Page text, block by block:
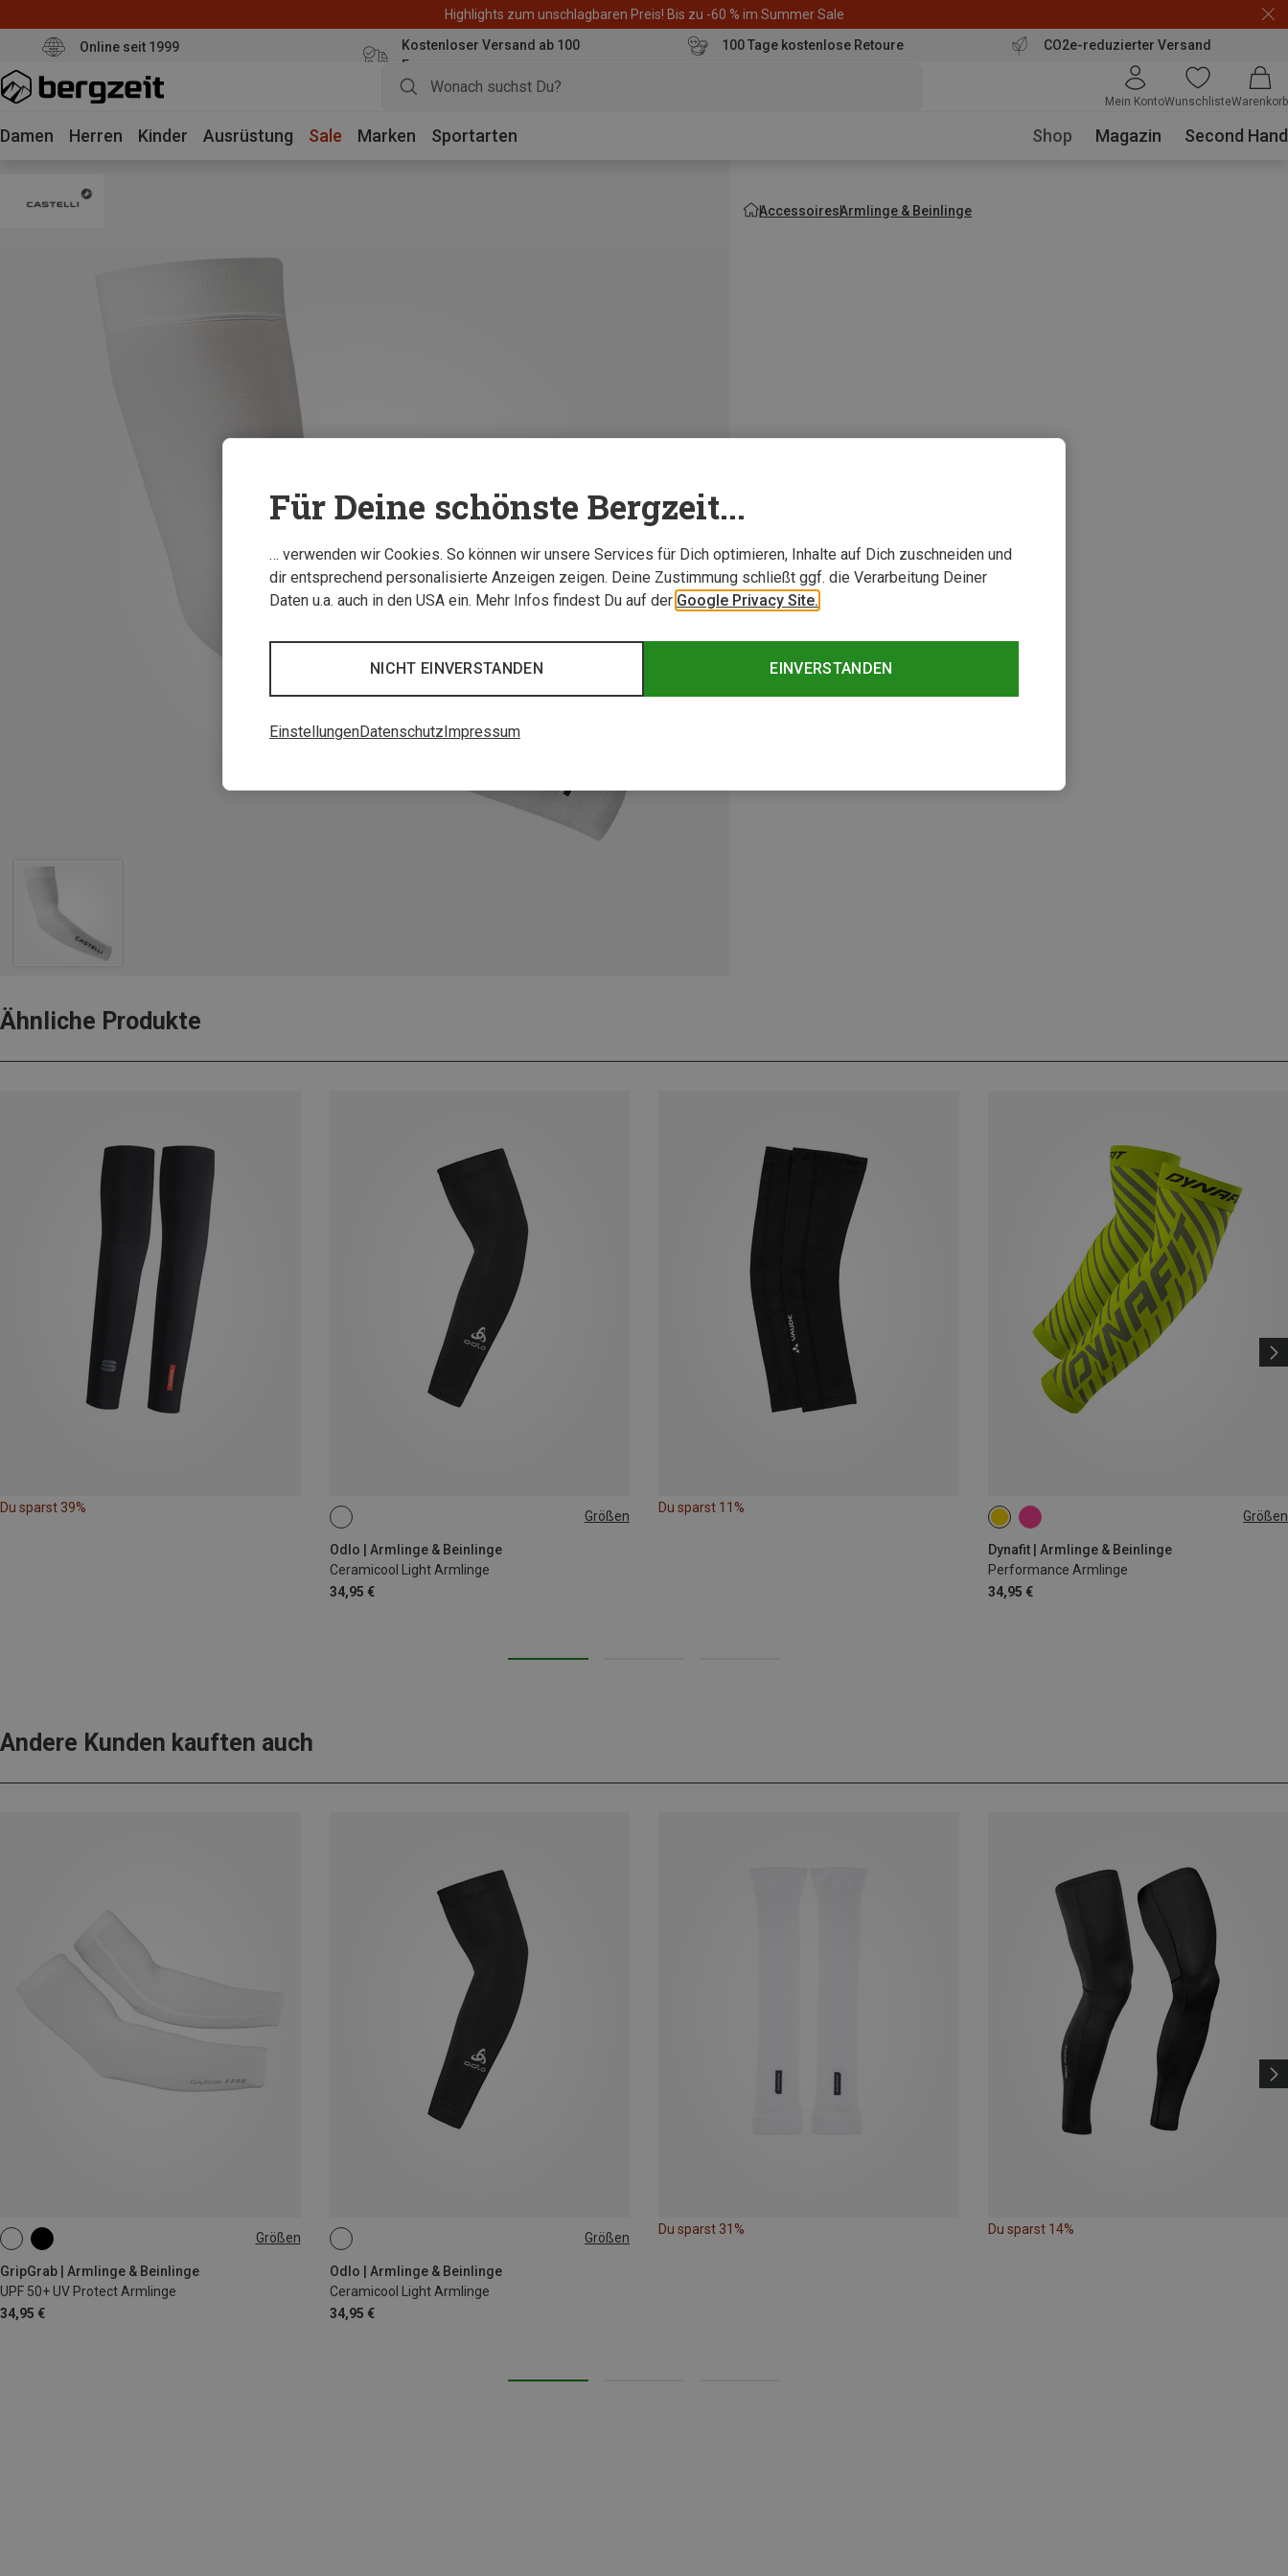
Highlights zum unschlagbaren Preis! Bis zu -60 % im Summer Sale
Online seit 1999
Kostenloser Versand ab 100
Euro
100 Tage kostenlose Retoure CO2e-reduzierter Versand
Mein KontoWunschlisteWarenkorb
Damen Herren Kinder Ausrüstung Sale Marken Sportarten Shop Magazin Second Hand
AccessoiresArmlinge & Beinlinge
Ähnliche Produkte
Du sparst 39%
Größen
Odlo | Armlinge & Beinlinge
Ceramicool Light Armlinge
34,95 €
L|XL
Du sparst 11%
Größen
Dynafit | Armlinge & Beinlinge
Performance Armlinge
34,95 €
L|XL
Andere Kunden kauften auch
Größen
GripGrab | Armlinge & Beinlinge
UPF 50+ UV Protect Armlinge
34,95 €
M Größen
Odlo | Armlinge & Beinlinge
Ceramicool Light Armlinge
34,95 €
L|XL
Du sparst 31% Du sparst 14%
Für Deine schönste Bergzeit...
… verwenden wir Cookies. So können wir unsere Services für Dich optimieren, Inhalte auf Dich zuschneiden und
dir entsprechend personalisierte Anzeigen zeigen. Deine Zustimmung schließt ggf. die Verarbeitung Deiner
Daten u.a. auch in den USA ein. Mehr Infos findest Du auf der Google Privacy Site.
EINVERSTANDEN
NICHT EINVERSTANDEN
EinstellungenDatenschutz Impressum